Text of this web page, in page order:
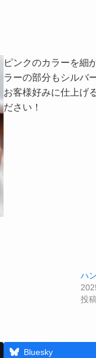
ピンクのカラーを細
ラーの部分もシルバ
お客様好みに仕上げ
ださい！
ハ
投
Bluesky